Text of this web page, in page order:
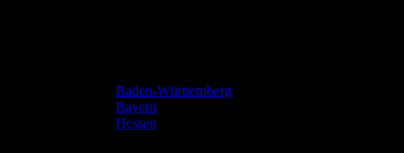
Baden-Württemberg
Bayern
Hessen